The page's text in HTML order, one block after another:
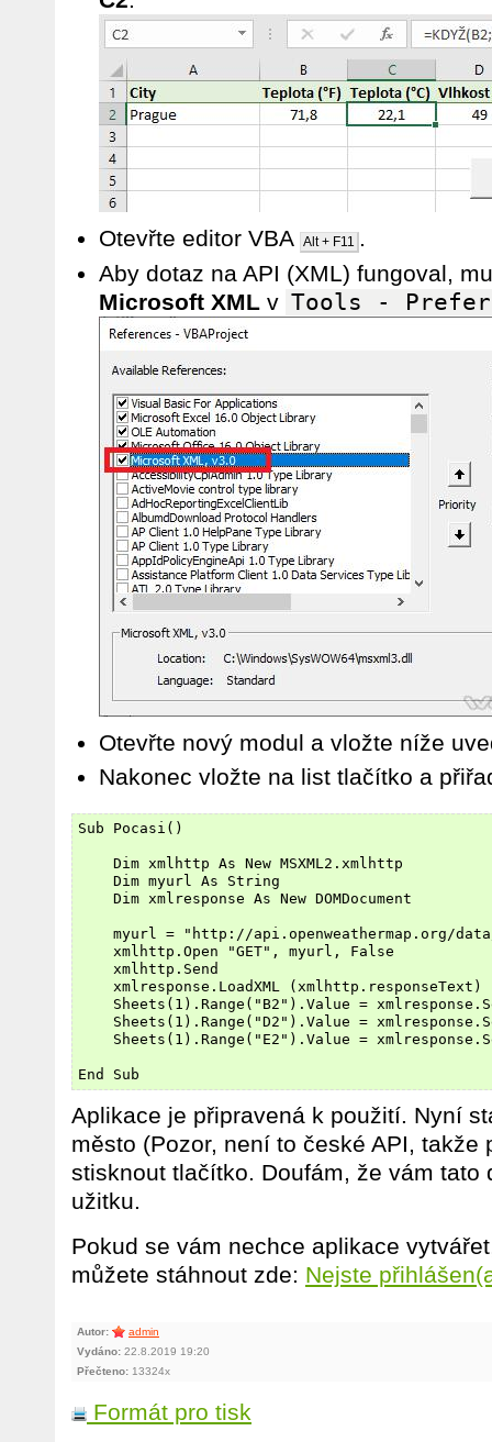
Otevřte editor VBA Alt + F11
.
Aby dotaz na API (XML) fungoval,
Microsoft XML v Tools -
Otevřte nový modul a vložte níže
Nakonec vložte na list tlačítko a
Sub Pocasi()
    Dim xmlhttp As New MSXML2.xmlhttp
    Dim myurl As String
    Dim xmlresponse As New DOMDocument
myurl = "http://api.openweathermap.org/
    xmlhttp.Open "GET", myurl, False
    xmlhttp.Send
    xmlresponse.LoadXML (xmlhttp.responseText)
Sheets(1).Range("B2").Value =
Sheets(1).Range("D2").Value =
Sheets(1).Range("E2").Value =
Aplikace je připravená k použití. Nyní
město (Pozor, není to české API, takže
stisknout tlačítko. Doufám, že vám tato
užitku.
Pokud se vám nechce aplikace
můžete stáhnout zde: Nejste
Autor:
admin
Vydáno: 22.8.2019 19:20
Přečteno: 13324x
Formát pro tisk